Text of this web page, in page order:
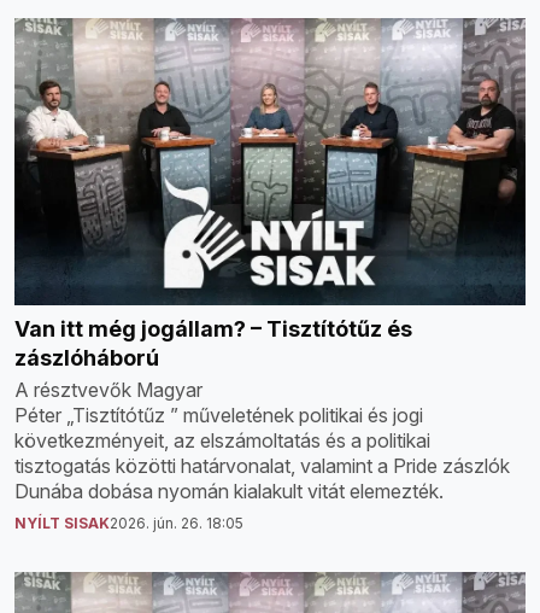
Van itt még jogállam? – Tisztítótűz és
zászlóháború
A résztvevők Magyar
Péter „Tisztítótűz ” műveletének politikai és jogi
következményeit, az elszámoltatás és a politikai
tisztogatás közötti határvonalat, valamint a Pride zászlók
Dunába dobása nyomán kialakult vitát elemezték.
NYÍLT SISAK2026. jún. 26. 18:05